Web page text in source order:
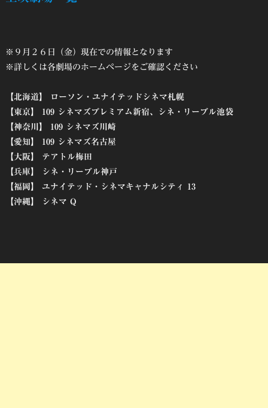
※９月２６日（金）現在での情報となります
※詳しくは各劇場のホームページをご確認ください
【北海道】 ローソン・ユナイテッドシネマ札幌
【東京】 109 シネマズプレミアム新宿、シネ・リーブル池袋
【神奈川】 109 シネマズ川崎
【愛知】 109 シネマズ名古屋
【大阪】 テアトル梅田
【兵庫】 シネ・リーブル神戸
【福岡】 ユナイテッド・シネマキャナルシティ 13
【沖縄】 シネマ Q